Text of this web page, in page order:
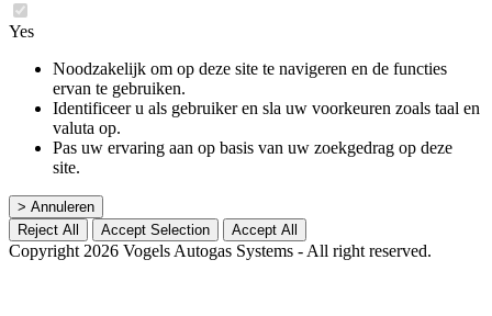
Yes
Noodzakelijk om op deze site te navigeren en de functies
ervan te gebruiken.
Identificeer u als gebruiker en sla uw voorkeuren zoals taal en
valuta op.
Pas uw ervaring aan op basis van uw zoekgedrag op deze
site.
> Annuleren
Reject All
Accept Selection Accept All
Copyright 2026 Vogels Autogas Systems - All right reserved.